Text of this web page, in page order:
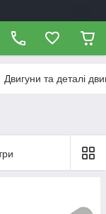
Двигуни та деталі